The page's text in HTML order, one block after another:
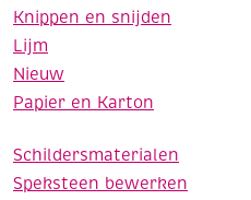
Knippen en snijden
Lijm
Nieuw
Papier en Karton
Schildersmaterialen
Speksteen bewerken